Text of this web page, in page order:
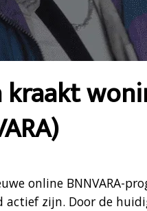
kraakt
online BNNVARA-
actief zijn. Door de